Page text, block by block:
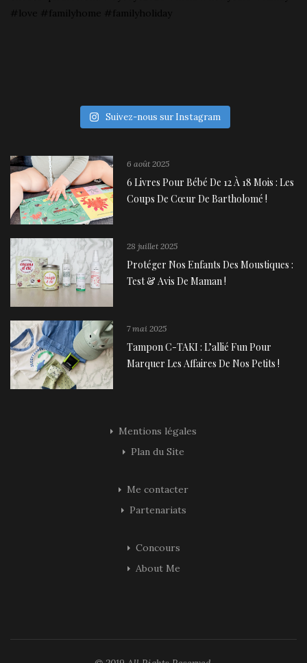
Suivez-nous sur Instagram
6 août 2025
6 Livres Pour Bébé De 12 À 18 Mois : Les
Coups De Cœur De Bartholomé !
28 juillet 2025
Protéger Nos Enfants Des Moustiques :
Test & Avis De Maman !
7 mai 2025
Tampon C-TAKI : L’allié Fun Pour
Marquer Les Affaires De Nos Petits !
Mentions légales
Plan du Site
Me contacter
Partenariats
Concours
About Me